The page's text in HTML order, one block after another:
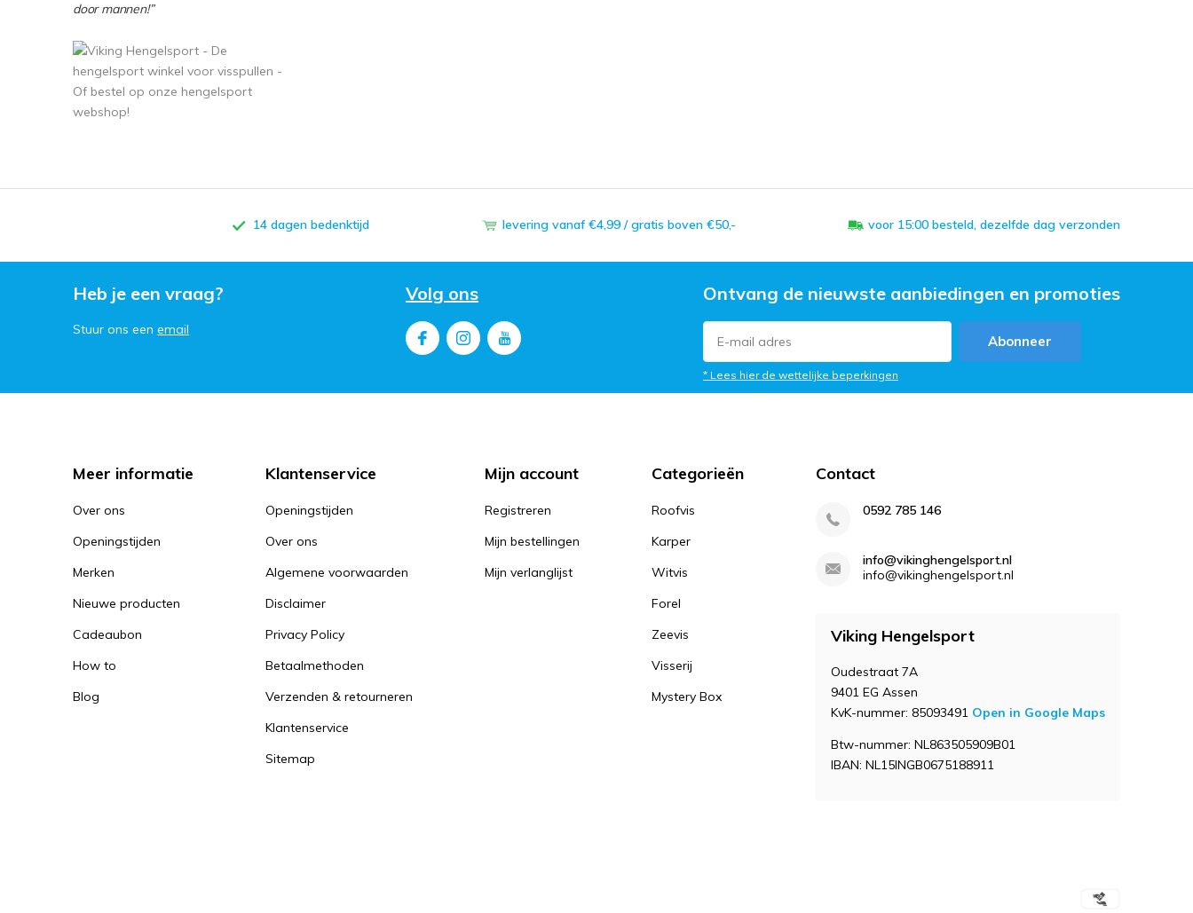
door mannen!”
14 dagen bedenktijd levering vanaf €4,99 / gratis boven €50,- voor 15:00 besteld, dezelfde dag verzonden
Heb je een vraag?
Stuur ons een email
Volg ons Ontvang de nieuwste aanbiedingen en promoties
Abonneer
* Lees hier de wettelijke beperkingen
Meer informatie
Over ons
Openingstijden
Merken
Nieuwe producten
Cadeaubon
How to
Blog
Klantenservice
Openingstijden
Over ons
Algemene voorwaarden
Disclaimer
Privacy Policy
Betaalmethoden
Verzenden & retourneren
Klantenservice
Sitemap
Mijn account
Registreren
Mijn bestellingen
Mijn verlanglijst
Categorieën
Roofvis
Karper
Witvis
Forel
Zeevis
Visserij
Mystery Box
Contact
0592 785 146
info@vikinghengelsport.nl
info@vikinghengelsport.nl
Viking Hengelsport
Oudestraat 7A
9401 EG Assen
KvK-nummer: 85093491 Open in Google Maps
Btw-nummer: NL863505909B01
IBAN: NL15INGB0675188911